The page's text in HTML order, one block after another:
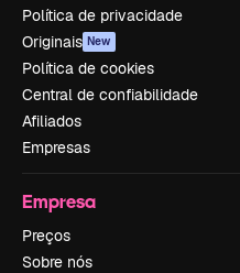
Política de privacidade
Originais New
Política de cookies
Central de confiabilidade
Afiliados
Empresas
Empresa
Preços
Sobre nós